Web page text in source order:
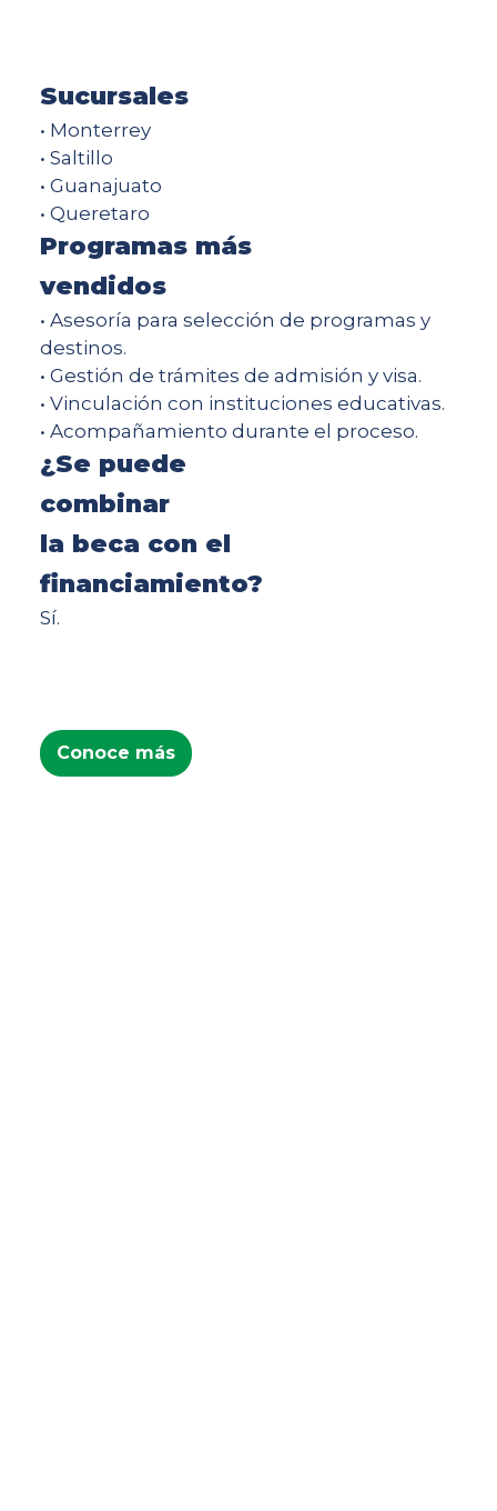
Sucursales
• Monterrey
• Saltillo
• Guanajuato
• Queretaro
Programas más
vendidos
• Asesoría para selección de programas y
destinos.
• Gestión de trámites de admisión y visa.
• Vinculación con instituciones educativas.
• Acompañamiento durante el proceso.
¿Se puede
combinar
la beca con el
financiamiento?
Sí.
Conoce más